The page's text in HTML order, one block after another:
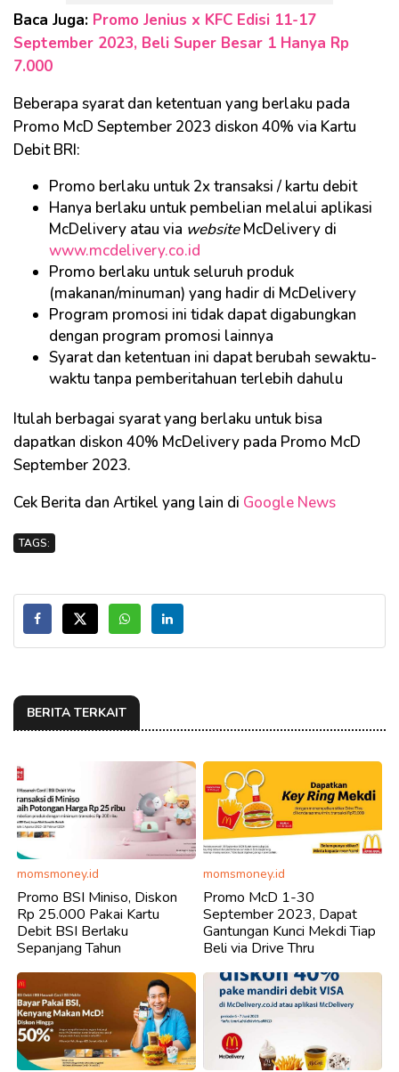
Baca Juga: Promo Jenius x KFC Edisi 11-17
September 2023, Beli Super Besar 1 Hanya Rp
7.000
Beberapa syarat dan ketentuan yang berlaku pada
Promo McD September 2023 diskon 40% via Kartu
Debit BRI:
Promo berlaku untuk 2x transaksi / kartu debit
Hanya berlaku untuk pembelian melalui aplikasi
McDelivery atau via websiteMcDelivery di
www.mcdelivery.co.id
Promo berlaku untuk seluruh produk
(makanan/minuman) yang hadir di McDelivery
Program promosi ini tidak dapat digabungkan
dengan program promosi lainnya
Syarat dan ketentuan ini dapat berubah sewaktu-
waktu tanpa pemberitahuan terlebih dahulu
Itulah berbagai syarat yang berlaku untuk bisa
dapatkan diskon 40% McDelivery pada Promo McD
September 2023.
Cek Berita dan Artikel yang lain di Google News
TAGS:
BERITA TERKAIT
momsmoney.id
Promo BSI Miniso, Diskon
Rp 25.000 Pakai Kartu
Debit BSI Berlaku
Sepanjang Tahun
momsmoney.id
Promo McD 1-30
September 2023, Dapat
Gantungan Kunci Mekdi Tiap
Beli via Drive Thru